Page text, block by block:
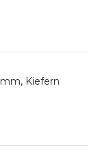
Kiefern